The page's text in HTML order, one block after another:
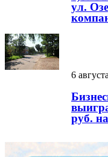
ул.
6 августа
руб.